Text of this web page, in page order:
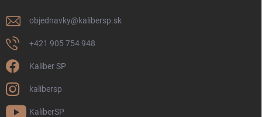
objednavky@kalibersp.sk
+421 905 754 948
Kaliber SP
kalibersp
KaliberSP